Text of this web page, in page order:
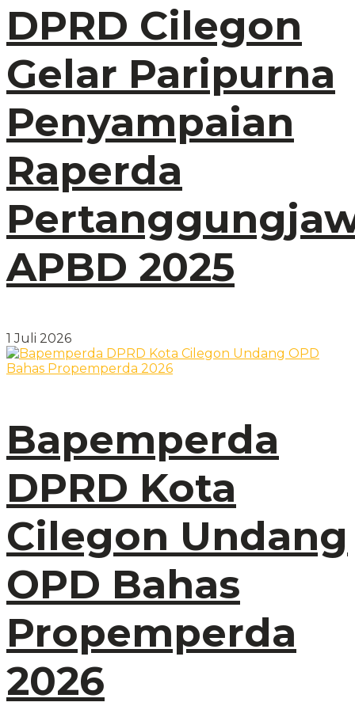
DPRD Cilegon
Gelar Paripurna
Penyampaian
Raperda
APBD 2025
1 Juli 2026
Bapemperda
DPRD Kota
Cilegon Undang
OPD Bahas
Propemperda
2026